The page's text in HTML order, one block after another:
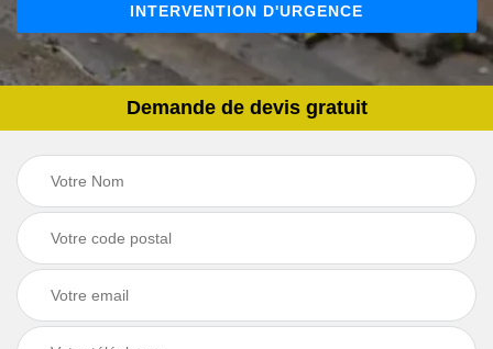
INTERVENTION D'URGENCE
Demande de devis gratuit